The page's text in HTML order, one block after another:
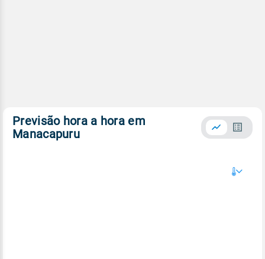
Previsão hora a hora em
Manacapuru